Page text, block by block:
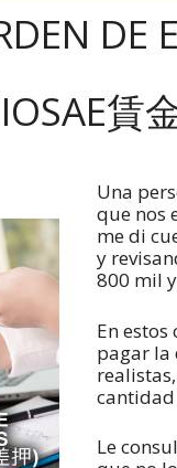
DE
賃
Una
que nos
me di
y
800 mil
En
pagar la
cantidad
Le